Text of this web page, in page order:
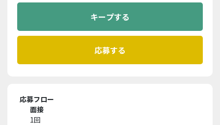
応募フロー
面接
1回